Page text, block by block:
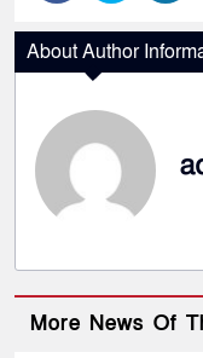
About Author
More News Of